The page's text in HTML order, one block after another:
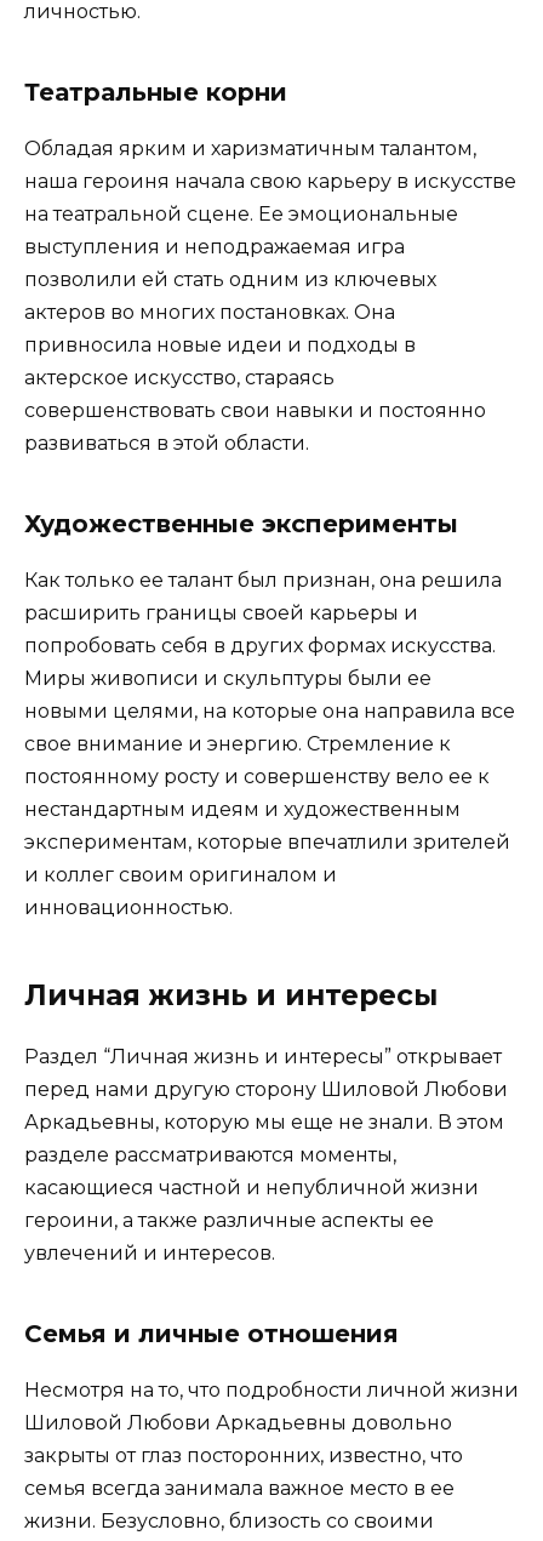
личностью.
Театральные корни
Обладая ярким и харизматичным талантом,
наша героиня начала свою карьеру в искусстве
на театральной сцене. Ее эмоциональные
выступления и неподражаемая игра
позволили ей стать одним из ключевых
актеров во многих постановках. Она
привносила новые идеи и подходы в
актерское искусство, стараясь
совершенствовать свои навыки и постоянно
развиваться в этой области.
Художественные эксперименты
Как только ее талант был признан, она решила
расширить границы своей карьеры и
попробовать себя в других формах искусства.
Миры живописи и скульптуры были ее
новыми целями, на которые она направила все
свое внимание и энергию. Стремление к
постоянному росту и совершенству вело ее к
нестандартным идеям и художественным
экспериментам, которые впечатлили зрителей
и коллег своим оригиналом и
инновационностью.
Личная жизнь и интересы
Раздел “Личная жизнь и интересы” открывает
перед нами другую сторону Шиловой Любови
Аркадьевны, которую мы еще не знали. В этом
разделе рассматриваются моменты,
касающиеся частной и непубличной жизни
героини, а также различные аспекты ее
увлечений и интересов.
Семья и личные отношения
Несмотря на то, что подробности личной жизни
Шиловой Любови Аркадьевны довольно
закрыты от глаз посторонних, известно, что
семья всегда занимала важное место в ее
жизни. Безусловно, близость со своими